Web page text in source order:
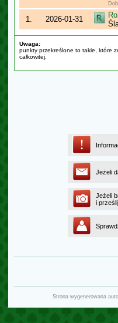
1. 2026-01-31
Uwaga:
punkty przekreślone to takie, które
całkowitej.
Jeżeli
Jeżeli
i
Strona wygenerowana